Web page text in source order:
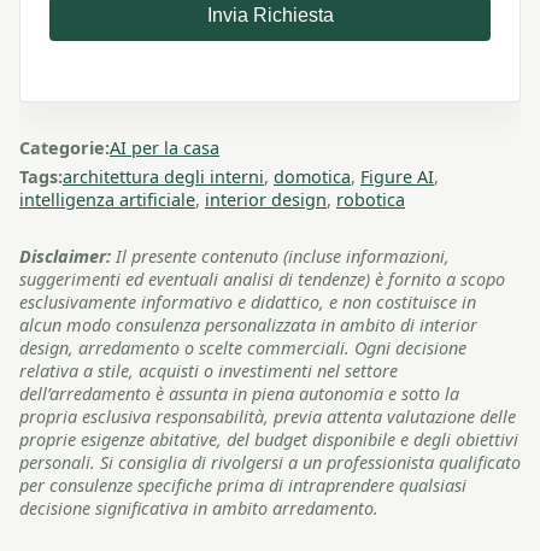
Invia Richiesta
Categorie:AI per la casa
Tags:architettura degli interni, domotica, Figure AI,
intelligenza artificiale, interior design, robotica
Disclaimer: Il presente contenuto (incluse informazioni,
suggerimenti ed eventuali analisi di tendenze) è fornito a scopo
esclusivamente informativo e didattico, e non costituisce in
alcun modo consulenza personalizzata in ambito di interior
design, arredamento o scelte commerciali. Ogni decisione
relativa a stile, acquisti o investimenti nel settore
dell’arredamento è assunta in piena autonomia e sotto la
propria esclusiva responsabilità, previa attenta valutazione delle
proprie esigenze abitative, del budget disponibile e degli obiettivi
personali. Si consiglia di rivolgersi a un professionista qualificato
per consulenze specifiche prima di intraprendere qualsiasi
decisione significativa in ambito arredamento.